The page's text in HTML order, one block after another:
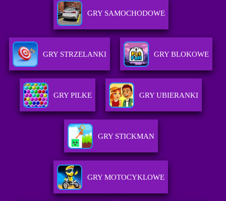
GRY SAMOCHODOWE
GRY STRZELANKI GRY BLOKOWE
GRY PILKE GRY UBIERANKI
GRY STICKMAN
GRY MOTOCYKLOWE